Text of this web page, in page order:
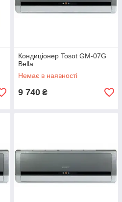
Кондиціонер Tosot GM-07G
Bella
Немає в наявності
9 740 ₴